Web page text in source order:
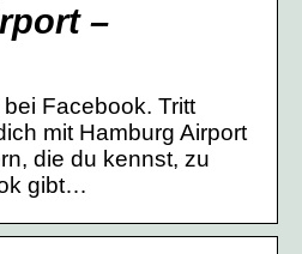
–
Facebook. Tritt
mit Hamburg Airport
die du kennst, zu
gibt…